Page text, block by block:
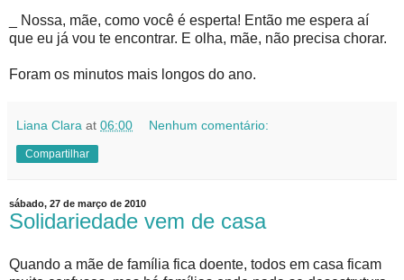
_ Nossa, mãe, como você é esperta! Então me espera aí
que eu já vou te encontrar. E olha, mãe, não precisa chorar.
Foram os minutos mais longos do ano.
Liana Clara at 06:00 Nenhum comentário:
Compartilhar
sábado, 27 de março de 2010
Solidariedade vem de casa
Quando a mãe de família fica doente, todos em casa ficam